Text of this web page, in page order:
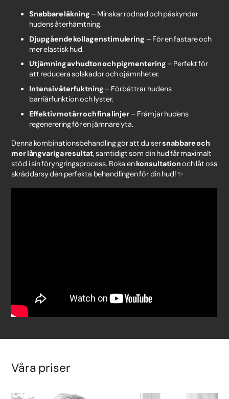
Snabbare läkning – Minskar rodnad och påskyndar
hudens återhämtning.
Djupgående kollagenstimulering – För en fastare och
mer elastisk hud.
Utjämning av hudton och pigmentering – Perfekt för
att reducera solskador och ojämnheter.
Intensiv återfuktning – Förbättrar hudens
barriärfunktion och lyster.
Effektiv mot ärr och fina linjer – Främjar hudens
regenerering för en jämnare yta.
Denna kombinationsbehandling gör att du sersnabbare och
mer långvariga resultat, samtidigt som din hud får maximalt
stöd i sin föryngringsprocess. Boka enkonsultationoch låt oss
skräddarsy den perfekta behandlingen för din hud! ✨
Våra priser